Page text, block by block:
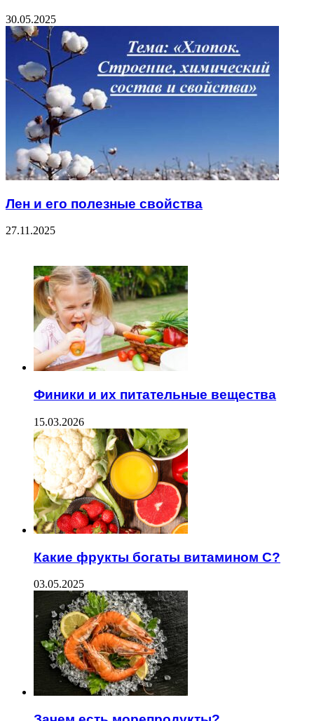
30.05.2025
Лен и его полезные свойства
27.11.2025
Финики и их питательные вещества
15.03.2026
Какие фрукты богаты витамином C?
03.05.2025